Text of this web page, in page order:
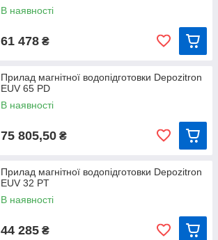
В наявності
61 478 ₴
Прилад магнітної водопідготовки Depozitron
EUV 65 PD
В наявності
75 805,50 ₴
Прилад магнітної водопідготовки Depozitron
EUV 32 PT
В наявності
44 285 ₴